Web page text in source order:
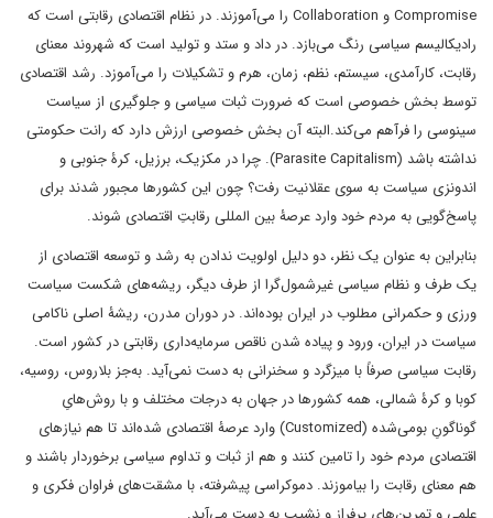
Compromise و Collaboration را می‌آموزند. در نظام اقتصادی رقابتی است که
رادیکالیسم سیاسی رنگ می‌بازد. در داد و ستد و تولید است که شهروند معنای
رقابت، کارآمدی، سیستم، نظم، زمان، هرم و تشکیلات را می‌آموزد. رشد اقتصادی
توسط بخش خصوصی است که ضرورت ثبات سیاسی و جلوگیری از سیاست
سینوسی را فرآهم می‌کند.البته آن بخش خصوصی ارزش دارد که رانت حکومتی
نداشته باشد (Parasite Capitalism). چرا در مکزیک، برزیل، کرۀ جنوبی و
اندونزی سیاست به سوی عقلانیت رفت؟ چون این کشورها مجبور شدند برای
پاسخ‌گویی به مردم خود وارد عرصۀ بین المللی رقابتِ اقتصادی شوند.
بنابراین به عنوان یک نظر، دو دلیل اولویت ندادن به رشد و توسعه اقتصادی از
یک طرف و نظام سیاسی غیرشمول‌گرا از طرف دیگر، ریشه‌های شکست سیاست
ورزی و حکمرانی مطلوب در ایران بوده‌اند. در دوران مدرن، ریشۀ اصلی ناکامی
سیاست در ایران، ورود و پیاده شدن ناقص سرمایه‌داری رقابتی در کشور است.
رقابت سیاسی صرفاً با میزگرد و سخنرانی به دست نمی‌آید. به‌جز بلاروس، روسیه،
کوبا و کرۀ شمالی، همه کشورها در جهان به درجات مختلف و با روش‌هایِ
گوناگونِ بومی‌شده (Customized) وارد عرصۀ اقتصادی شده‌اند تا هم نیازهای
اقتصادی مردم خود را تامین کنند و هم از ثبات و تداوم سیاسی برخوردار باشند و
هم معنای رقابت را بیاموزند. دموکراسی پیشرفته، با مشقت‌های فراوان فکری و